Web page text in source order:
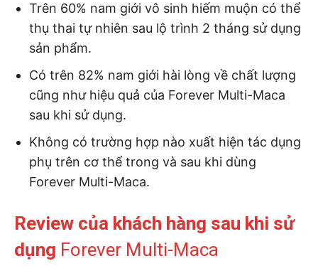
Trên 60% nam giới vô sinh hiếm muộn có thể
thụ thai tự nhiên sau lộ trình 2 tháng sử dụng
sản phẩm.
Có trên 82% nam giới hài lòng về chất lượng
cũng như hiệu quả của Forever Multi-Maca
sau khi sử dụng.
Không có trường hợp nào xuất hiện tác dụng
phụ trên cơ thể trong và sau khi dùng
Forever Multi-Maca.
Review của khách hàng sau khi sử
dụng Forever Multi-Maca